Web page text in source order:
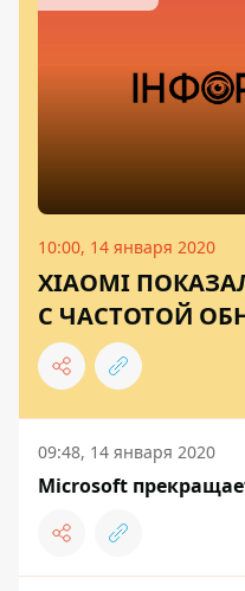
10:00, 14 января 2020
XIAOMI
С ЧАСТОТОЙ
09:48, 14 января 2020
Microsoft